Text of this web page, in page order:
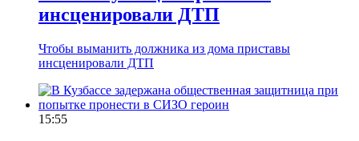
инсценировали ДТП
Чтобы выманить должника из дома приставы
инсценировали ДТП
15:55